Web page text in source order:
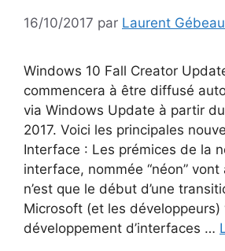
16/10/2017 par Laurent Gébeau
Windows 10 Fall Creator
commencera à être diffusé
via Windows Update à partir
2017. Voici les principales
Interface : Les prémices de la
interface, nommée “néon” vont
n’est que le début d’une
Microsoft (et les développeurs)
développement d’interfaces …